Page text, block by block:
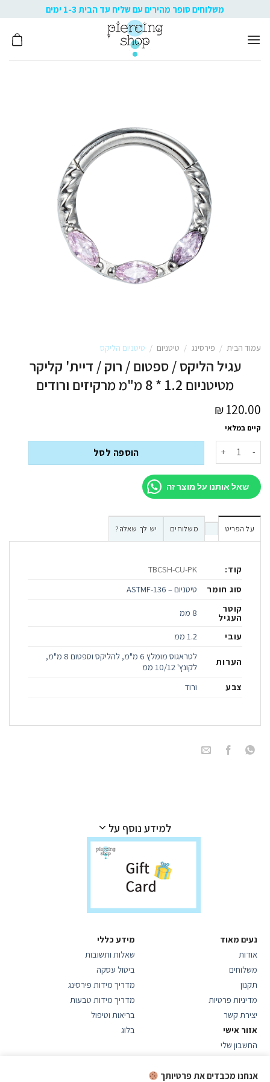
to
content
משלוחים סופר מהירים עם שליח עד הבית 1-3 ימים
עמוד הבית / פירסינג / טיטניום / טיטניום הליקס
עגיל הליקס / ספטום / רוק / דיית' קליקר
מטיטניום 1.2 * 8 מ"מ מרקיזים ורודים
120.00
₪
קיים במלאי
כמות של עגיל הליקס / ספטום / רוק / דיית' קליקר מטיטניום 1.2 * 8 מ"מ מרקיזים ורודים
הוספה לסל
שאל אותנו על מוצר זה
על הפריט משלוחים יש לך שאלה?
קוד:
TBCSH-CU-PK
סוג חומר
טיטניום – ASTMF-136
קוטר
העגיל 8 ממ
עובי 1.2 ממ
הערות
לטראגוס מומלץ 6 מ"מ, להליקס וספטום 8 מ"מ,
לקונץ' 10/12 ממ
צבע
ורוד
למידע נוסף על
נעים מאוד
אודות
משלוחים
תקנון
מדיניות פרטיות
יצירת קשר
אזור אישי
החשבון שלי
עידכון סיסמא
מידע כללי
שאלות ותשובות
ביטול עסקה
מדריך מידות פירסינג
מדריך מידות טבעות
בריאות וטיפול
בלוג
אנחנו מכבדים את פרטיותך